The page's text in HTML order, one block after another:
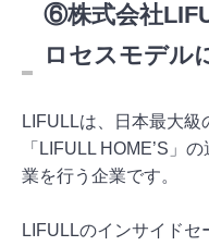
⑥株式会社
ロセスモデル
LIFULLは、日本最大級
「LIFULL HOME’S」
業を行う企業です。
LIFULLのインサイド